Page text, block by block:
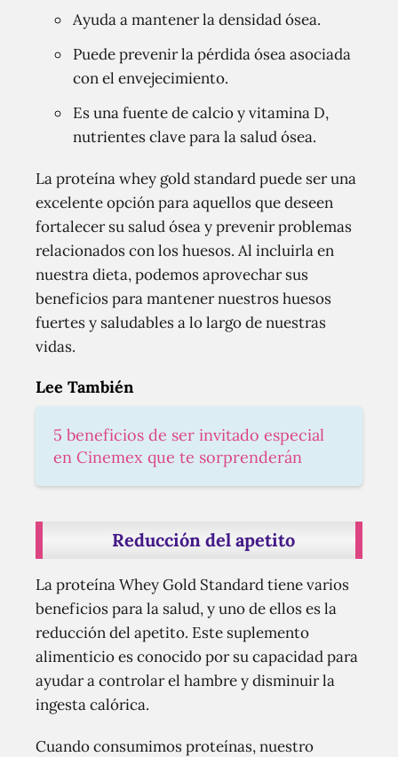
Ayuda a mantener la densidad ósea.
Puede prevenir la pérdida ósea asociada
con el envejecimiento.
Es una fuente de calcio y vitamina D,
nutrientes clave para la salud ósea.
La proteína whey gold standard puede ser una
excelente opción para aquellos que deseen
fortalecer su salud ósea y prevenir problemas
relacionados con los huesos. Al incluirla en
nuestra dieta, podemos aprovechar sus
beneficios para mantener nuestros huesos
fuertes y saludables a lo largo de nuestras
vidas.
Lee También
5 beneficios de ser invitado especial
en Cinemex que te sorprenderán
Reducción del apetito
La proteína Whey Gold Standard tiene varios
beneficios para la salud, y uno de ellos es la
reducción del apetito. Este suplemento
alimenticio es conocido por su capacidad para
ayudar a controlar el hambre y disminuir la
ingesta calórica.
Cuando consumimos proteínas, nuestro